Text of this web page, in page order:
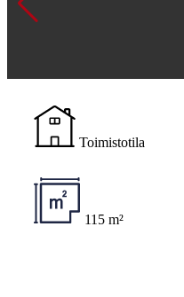
Toimistotila
115 m²